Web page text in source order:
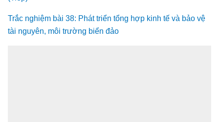
Trắc nghiệm bài 38: Phát triển tổng hợp kinh tế và bảo vệ
tài nguyên, môi trường biển đảo